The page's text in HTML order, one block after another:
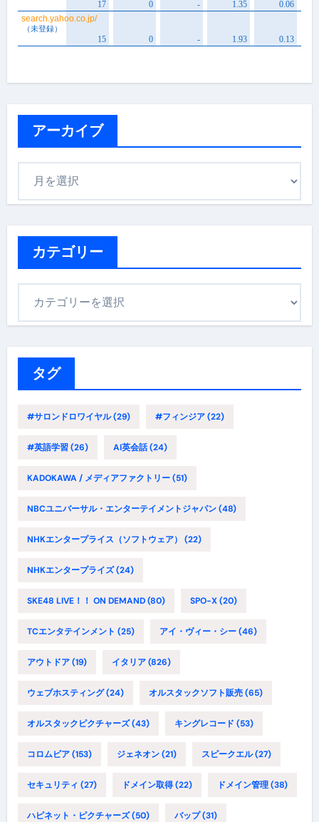
アーカイブ
カテゴリー
タグ
#サロンドロワイヤル(29) #フィンジア(22)
#英語学習(26) AI英会話(24)
KADOKAWA / メディアファクトリー(51)
NBCユニバーサル・エンターテイメントジャパン(48)
NHKエンタープライス（ソフトウェア） (22)
NHKエンタープライズ(24)
SKE48 LIVE！！ ON DEMAND(80) SPO-X(20)
TCエンタテインメント (25) アイ・ヴィー・シー(46)
アウトドア(19) イタリア(826)
ウェブホスティング(24) オルスタックソフト販売(65)
オルスタックピクチャーズ(43) キングレコード (53)
コロムビア(153) ジェネオン(21) スピークエル(27)
セキュリティ (27) ドメイン取得(22) ドメイン管理(38)
ハピネット・ピクチャーズ(50) バップ(31)